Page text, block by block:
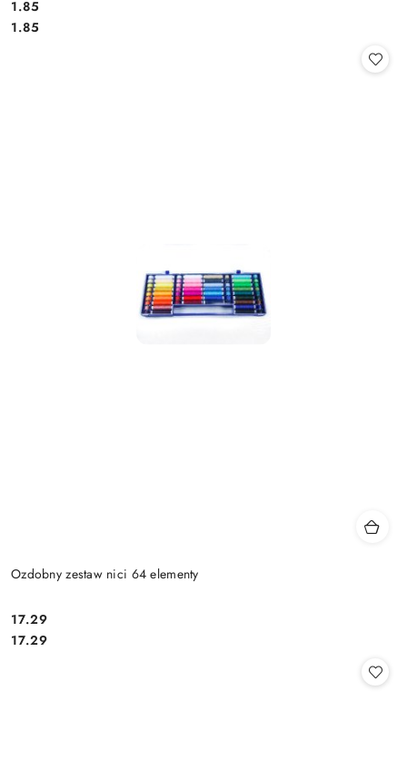
Cena:
1.85
Cena:
1.85
Ozdobny zestaw nici 64 elementy
Cena:
17.29
Cena:
17.29